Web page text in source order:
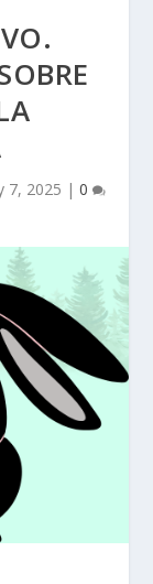
7, 2025 | 0